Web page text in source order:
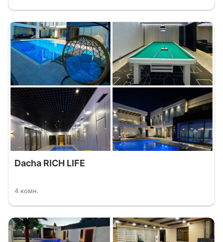
Dacha RICH LIFE
4 комн.